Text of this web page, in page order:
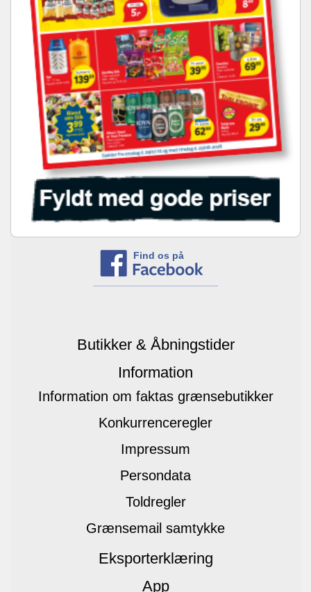
Find os på
Butikker & Åbningstider
Information
Information om faktas grænsebutikker
Konkurrenceregler
Impressum
Persondata
Toldregler
Grænsemail samtykke
Eksporterklæring
App